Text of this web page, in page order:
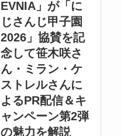
EVNIA」が「に
じさんじ甲子園
2026」協賛を記
念して笹木咲さ
ん・ミラン・ケ
ストレルさんに
よるPR配信＆キ
ャンペーン第2弾
の魅力を解説